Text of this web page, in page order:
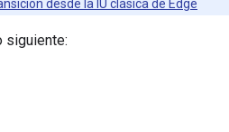
desde la IU clásica de Edge
siguiente: